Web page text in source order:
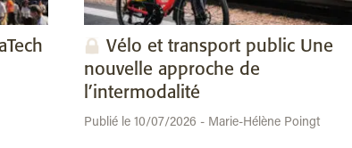
Vélo et transport public Une
nouvelle approche de
l’intermodalité
Publié le 10/07/2026 - Marie-Hélène Poingt